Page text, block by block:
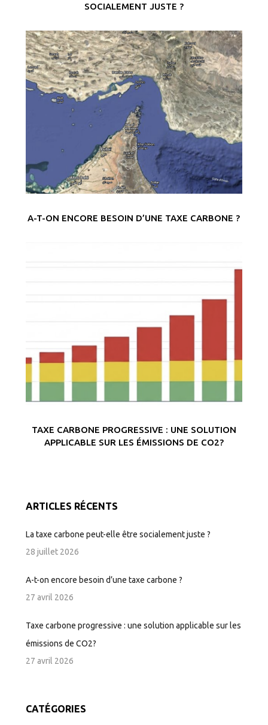
SOCIALEMENT JUSTE ?
A-T-ON ENCORE BESOIN D’UNE TAXE CARBONE ?
TAXE CARBONE PROGRESSIVE : UNE SOLUTION
APPLICABLE SUR LES ÉMISSIONS DE CO2?
ARTICLES RÉCENTS
La taxe carbone peut-elle être socialement juste ?
28 juillet 2026
A-t-on encore besoin d’une taxe carbone ?
27 avril 2026
Taxe carbone progressive : une solution applicable sur les
émissions de CO2?
27 avril 2026
CATÉGORIES